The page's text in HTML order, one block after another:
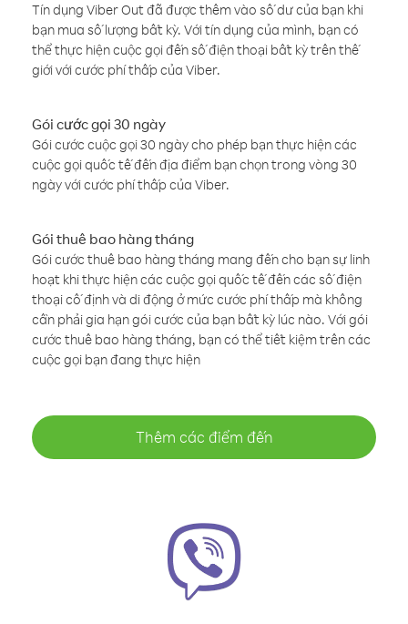
Tín dụng Viber Out đã được thêm vào số dư của bạn khi
bạn mua số lượng bất kỳ. Với tín dụng của mình, bạn có
thể thực hiện cuộc gọi đến số điện thoại bất kỳ trên thế
giới với cước phí thấp của Viber.
Gói cước gọi 30 ngày
Gói cước cuộc gọi 30 ngày cho phép bạn thực hiện các
cuộc gọi quốc tế đến địa điểm bạn chọn trong vòng 30
ngày với cước phí thấp của Viber.
Gói thuê bao hàng tháng
Gói cước thuê bao hàng tháng mang đến cho bạn sự linh
hoạt khi thực hiện các cuộc gọi quốc tế đến các số điện
thoại cố định và di động ở mức cước phí thấp mà không
cần phải gia hạn gói cước của bạn bất kỳ lúc nào. Với gói
cước thuê bao hàng tháng, bạn có thể tiết kiệm trên các
cuộc gọi bạn đang thực hiện
Thêm các điểm đến